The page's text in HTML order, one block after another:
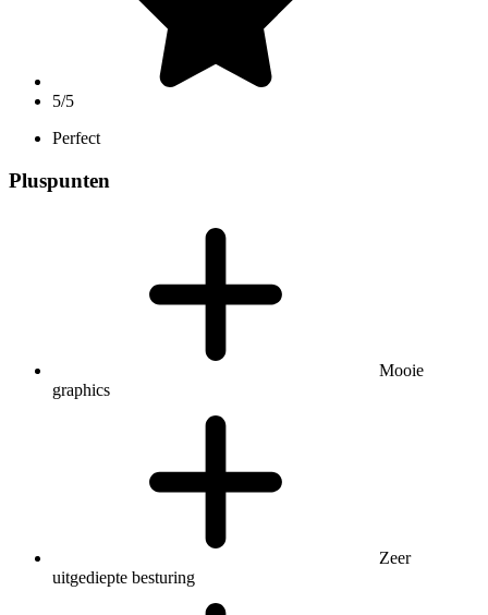
5/5
Perfect
Pluspunten
Mooie
graphics
Zeer
uitgediepte besturing